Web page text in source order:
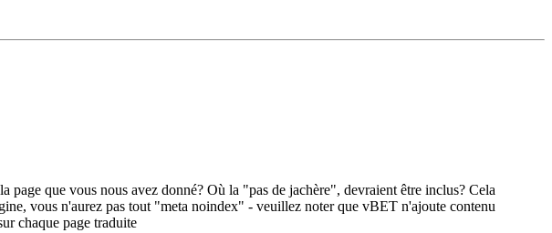
que vous nous avez donné? Où la "pas de jachère", devraient être inclus? Cela
vous n'aurez pas tout "meta noindex" - veuillez noter que vBET n'ajoute contenu
chaque page traduite